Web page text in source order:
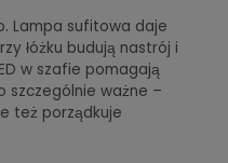
Lampa sufitowa daje
łóżku budują nastrój i
w szafie pomagają
szczególnie ważne –
też porządkuje